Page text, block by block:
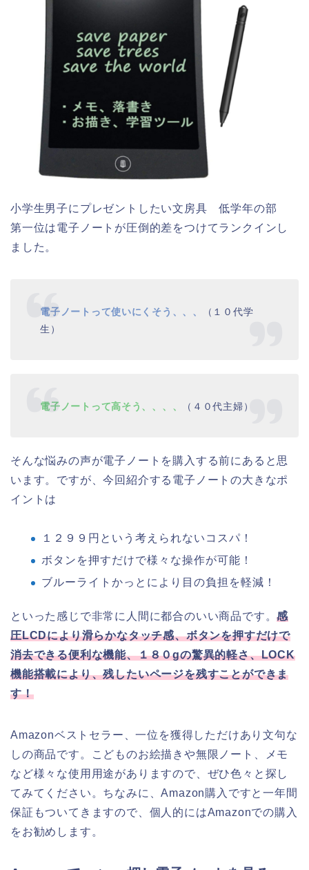
小学生男子にプレゼントしたい文房具 低学年の部
第一位は電子ノートが圧倒的差をつけてランクインし
ました。
電子ノートって使いにくそう、、、
（１０代学
生）
電子ノートって高そう、、、、 （４０代主婦）
そんな悩みの声が電子ノートを購入する前にあると思
います。ですが、今回紹介する電子ノートの大きなポ
イントは
１２９９円という考えられないコスパ！
ボタンを押すだけで様々な操作が可能！
ブルーライトかっとにより目の負担を軽減！
といった感じで非常に人間に都合のいい商品です。感
圧LCDにより滑らかなタッチ感、ボタンを押すだけで
消去できる便利な機能、１８０gの驚異的軽さ、LOCK
機能搭載により、残したいページを残すことができま
す！
Amazonベストセラー、一位を獲得しただけあり文句な
しの商品です。こどものお絵描きや無限ノート、メモ
など様々な使用用途がありますので、ぜひ色々と探し
てみてください。ちなみに、Amazon購入ですと一年間
保証もついてきますので、個人的にはAmazonでの購入
をお勧めします。